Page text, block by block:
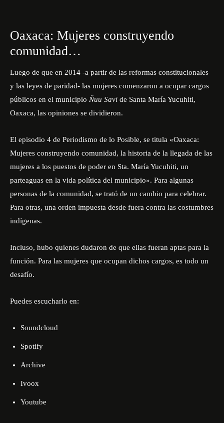
Oaxaca: Mujeres construyendo
comunidad…
Luego de que en 2014 -a partir de las reformas constitucionales
y las leyes de paridad- las mujeres comenzaron a ocupar cargos
públicos en el municipio Ñuu Savi de Santa María Yucuhiti,
Oaxaca, las opiniones se dividieron.
El episodio 4 de Periodismo de lo Posible, se titula «Oaxaca:
Mujeres construyendo comunidad, la historia de la llegada de las
mujeres a los puestos de poder en Sta. María Yucuhiti, un
parteaguas en la vida política del municipio». Para algunas
personas de la comunidad, se trató de un cambio para celebrar.
Para otras, una orden impuesta desde fuera contra las costumbres
indígenas.
Incluso, hubo quienes dudaron de que ellas fueran aptas para la
función. Para las mujeres que ocupan dichos cargos, es todo un
desafío.
Puedes escucharlo en:
Soundcloud
Spotify
Archive
Ivoox
Youtube